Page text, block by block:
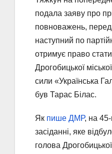
подала заяву про
повноважень,
наступний по
отримує право
Дрогобицької
сили «Українська
був Тарас Білас.
Як пише ДМР, на
засіданні, яке
голова Дрогобицької